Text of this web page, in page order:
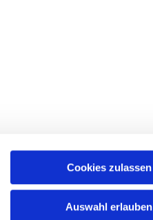
Cookies zulassen
Auswahl erlauben